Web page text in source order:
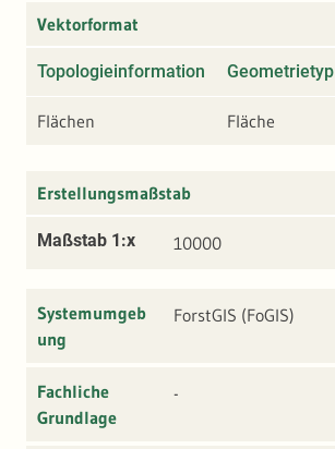
Vektorformat
Topologieinformation Geometrietyp
Flächen Fläche
Erstellungsmaßstab
Maßstab 1:x 10000
Systemumgeb
ung
ForstGIS (FoGIS)
Fachliche
Grundlage
-